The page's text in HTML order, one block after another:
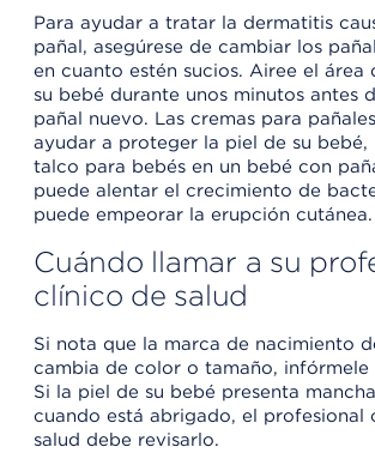
Para ayudar a tratar la dermatitis
pañal, asegúrese de cambiar los
en cuanto estén sucios. Airee el área
su bebé durante unos minutos antes
pañal nuevo. Las cremas para
ayudar a proteger la piel de su bebé,
talco para bebés en un bebé con
puede alentar el crecimiento de
puede empeorar la erupción cutánea.
Cuándo llamar a su
clínico de salud
Si nota que la marca de nacimiento
cambia de color o tamaño, infórmele
Si la piel de su bebé presenta
cuando está abrigado, el profesional
salud debe revisarlo.